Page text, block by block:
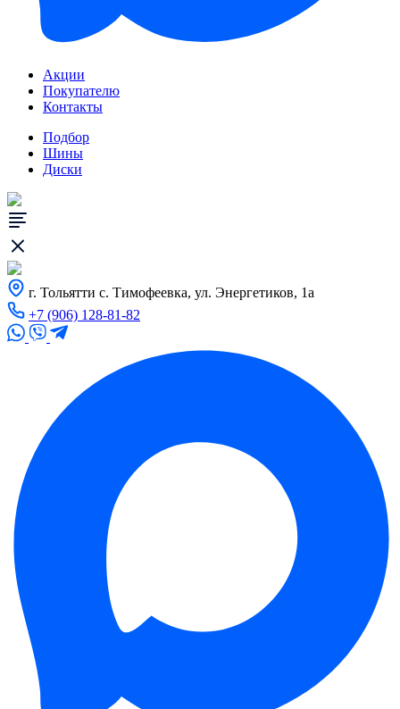
Акции
Покупателю
Контакты
Подбор
Шины
Диски
г. Тольятти с. Тимофеевка, ул. Энергетиков, 1а
+7 (906) 128-81-82